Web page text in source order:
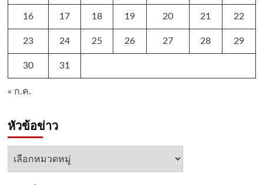
16 17 18 19 20 21 22
23 24 25 26 27 28 29
30 31
« ก.ค.
หัวข้อข่าว
หัวข้อ